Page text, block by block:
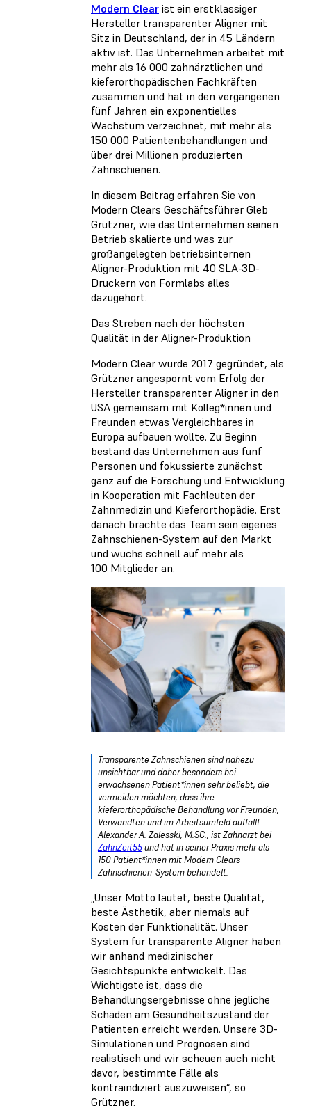
Modern Clear ist ein erstklassiger
Hersteller transparenter Aligner mit
Sitz in Deutschland, der in 45 Ländern
aktiv ist. Das Unternehmen arbeitet mit
mehr als 16 000 zahnärztlichen und
kieferorthopädischen Fachkräften
zusammen und hat in den vergangenen
fünf Jahren ein exponentielles
Wachstum verzeichnet, mit mehr als
150 000 Patientenbehandlungen und
über drei Millionen produzierten
Zahnschienen.
In diesem Beitrag erfahren Sie von
Modern Clears Geschäftsführer Gleb
Grützner, wie das Unternehmen seinen
Betrieb skalierte und was zur
großangelegten betriebsinternen
Aligner-Produktion mit 40 SLA-3D-
Druckern von Formlabs alles
dazugehört.
Das Streben nach der höchsten
Qualität in der Aligner-Produktion
Modern Clear wurde 2017 gegründet, als
Grützner angespornt vom Erfolg der
Hersteller transparenter Aligner in den
USA gemeinsam mit Kolleg*innen und
Freunden etwas Vergleichbares in
Europa aufbauen wollte. Zu Beginn
bestand das Unternehmen aus fünf
Personen und fokussierte zunächst
ganz auf die Forschung und Entwicklung
in Kooperation mit Fachleuten der
Zahnmedizin und Kieferorthopädie. Erst
danach brachte das Team sein eigenes
Zahnschienen-System auf den Markt
und wuchs schnell auf mehr als
100 Mitglieder an.
Transparente Zahnschienen sind nahezu
unsichtbar und daher besonders bei
erwachsenen Patient*innen sehr beliebt, die
vermeiden möchten, dass ihre
kieferorthopädische Behandlung vor Freunden,
Verwandten und im Arbeitsumfeld auffällt.
Alexander A. Zalesski, M.SC., ist Zahnarzt bei
ZahnZeit55und hat in seiner Praxis mehr als
150 Patient*innen mit Modern Clears
Zahnschienen-System behandelt.
„Unser Motto lautet, beste Qualität,
beste Ästhetik, aber niemals auf
Kosten der Funktionalität. Unser
System für transparente Aligner haben
wir anhand medizinischer
Gesichtspunkte entwickelt. Das
Wichtigste ist, dass die
Behandlungsergebnisse ohne jegliche
Schäden am Gesundheitszustand der
Patienten erreicht werden. Unsere 3D-
Simulationen und Prognosen sind
realistisch und wir scheuen auch nicht
davor, bestimmte Fälle als
kontraindiziert auszuweisen“, so
Grützner.